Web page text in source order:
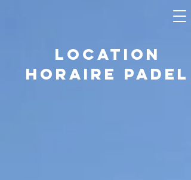
LOCATION
HORAIRE PADEL